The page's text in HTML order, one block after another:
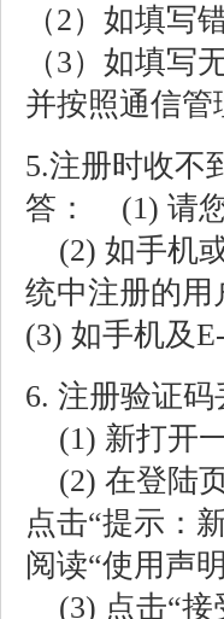
（2）如填写
（3）如填写
并按照通信
5.注册时收不
答： (1) 请您
(2) 如手机
统中注册的用
(3) 如手机及
6. 注册验证码
(1) 新打开
(2) 在登陆
点击“提示
阅读“使用声
(3) 点击“接